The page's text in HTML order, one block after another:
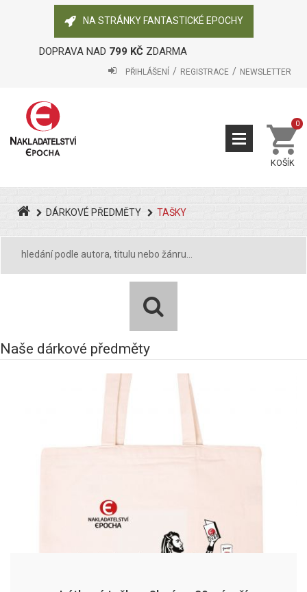
NA STRÁNKY FANTASTICKÉ EPOCHY
DOPRAVA NAD 799 KČZDARMA
PŘIHLÁŠENÍ REGISTRACE NEWSLETTER
KOŠÍK
0
DÁRKOVÉ PŘEDMĚTY TAŠKY
Naše dárkové předměty